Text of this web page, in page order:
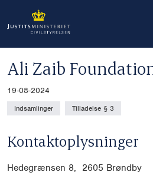
Ali Zaib
19-08-2024
Indsamlinger Tilladelse § 3
Kontaktoplysninger
Hedegrænsen 8, 2605 Brøndby